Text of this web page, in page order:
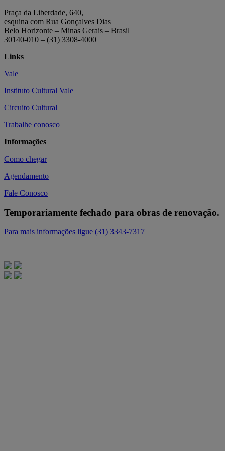
Praça da Liberdade, 640,
esquina com Rua Gonçalves Dias
Belo Horizonte – Minas Gerais – Brasil
30140-010 – (31) 3308-4000
Links
Vale
Instituto Cultural Vale
Circuito Cultural
Trabalhe conosco
Informações
Como chegar
Agendamento
Fale Conosco
Temporariamente fechado para obras de renovação.
Para mais informações ligue (31) 3343-7317